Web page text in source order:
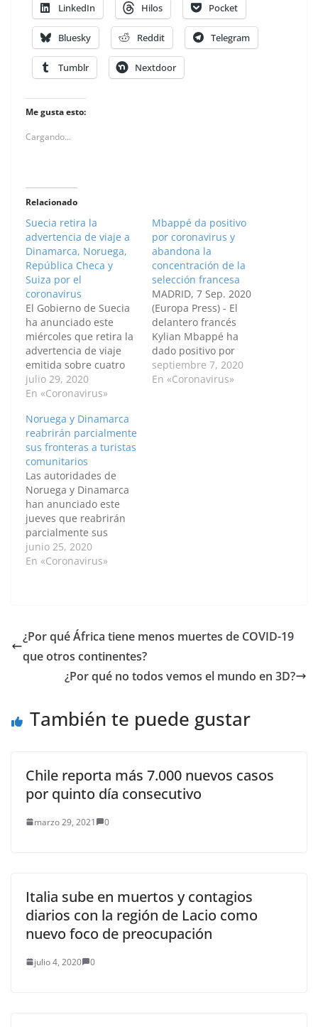
LinkedIn Hilos Pocket
Bluesky Reddit Telegram
Tumblr Nextdoor
Me gusta esto:
Cargando...
Relacionado
Suecia retira la
advertencia de viaje a
Dinamarca, Noruega,
República Checa y
Suiza por el
coronavirus
El Gobierno de Suecia
ha anunciado este
miércoles que retira la
advertencia de viaje
emitida sobre cuatro
países europeos a
causa de la pandemia
ha extendido la
medida para otros
trece países hasta el 12
de agosto. El Ministerio
de Exteriores sueco ha
indicado en un…
julio 29, 2020
En «Coronavirus»
Mbappé da positivo
por coronavirus y
abandona la
concentración de la
selección francesa
MADRID, 7 Sep. 2020
(Europa Press) - El
delantero francés
Kylian Mbappé ha
dado positivo por
coronavirus y ha
abandonado la
septiembre 7, 2020
En «Coronavirus»
Noruega y Dinamarca
reabrirán parcialmente
sus fronteras a turistas
comunitarios
Las autoridades de
Noruega y Dinamarca
han anunciado este
jueves que reabrirán
parcialmente sus
fronteras a turistas
provenientes de países
Ministerio de
Exteriores danés ha
indicado en un
comunicado que a
junio 25, 2020
En «Coronavirus»
¿Por qué África tiene menos muertes de COVID-19
que otros continentes?
¿Por qué no todos vemos el mundo en 3D?
También te puede gustar
Chile reporta más 7.000 nuevos casos
por quinto día consecutivo
marzo 29, 2021 0
Italia sube en muertos y contagios
diarios con la región de Lacio como
nuevo foco de preocupación
julio 4, 2020 0